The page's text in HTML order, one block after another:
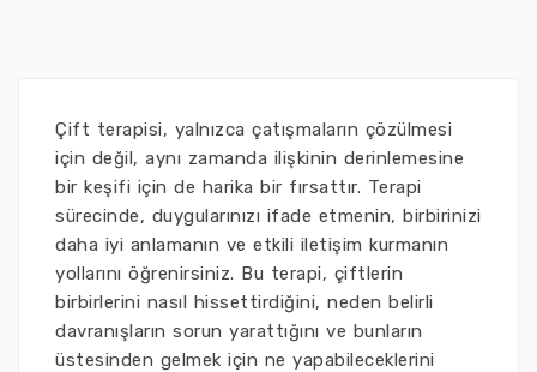
Çift terapisi, yalnızca çatışmaların çözülmesi
için değil, aynı zamanda ilişkinin derinlemesine
bir keşifi için de harika bir fırsattır. Terapi
sürecinde, duygularınızı ifade etmenin, birbirinizi
daha iyi anlamanın ve etkili iletişim kurmanın
yollarını öğrenirsiniz. Bu terapi, çiftlerin
birbirlerini nasıl hissettirdiğini, neden belirli
davranışların sorun yarattığını ve bunların
üstesinden gelmek için ne yapabileceklerini